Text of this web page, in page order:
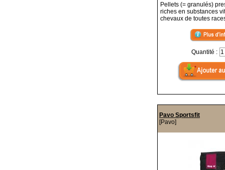
Pellets (= granulés)
riches en substances
chevaux de toutes
Quantité :
Pavo Sportsfit
[Pavo]